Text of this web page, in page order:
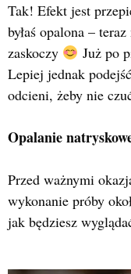
Tak! Efekt jest
byłaś opalona –
zaskoczy
Już po
Lepiej jednak
odcieni, żeby nie
Opalanie
Przed ważnymi
wykonanie próby
jak będziesz